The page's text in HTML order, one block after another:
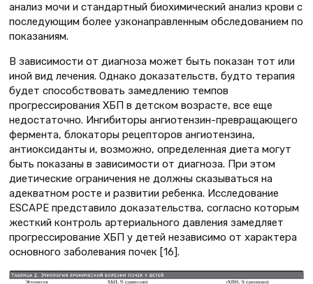
анализ мочи и стандартный биохимический анализ крови с
последующим более узконаправленным обследованием по
показаниям.
В зависимости от диагноза может быть показан тот или
иной вид лечения. Однако доказательств, будто терапия
будет способствовать замедлению темпов
прогрессирования ХБП в детском возрасте, все еще
недостаточно. Ингибиторы ангиотензин-превращающего
фермента, блокаторы рецепторов ангиотензина,
антиоксиданты и, возможно, определенная диета могут
быть показаны в зависимости от диагноза. При этом
диетические ограничения не должны сказываться на
адекватном росте и развитии ребенка. Исследование
ESCAPE представило доказательства, согласно которым
жесткий контроль артериального давления замедляет
прогрессирование ХБП у детей независимо от характера
основного заболевания почек [16].